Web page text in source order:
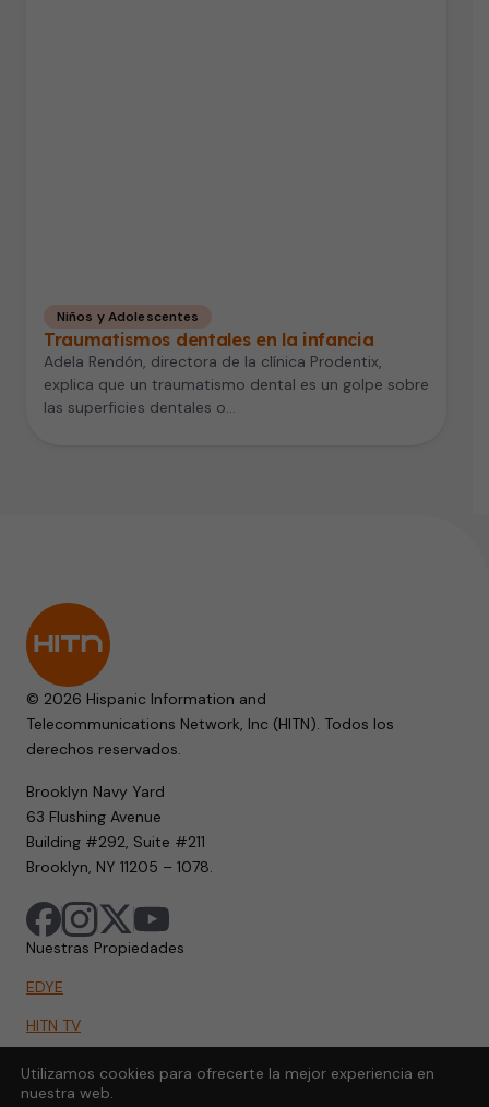
Niños y Adolescentes
Traumatismos dentales en la infancia
Adela Rendón, directora de la clínica Prodentix,
explica que un traumatismo dental es un golpe sobre
las superficies dentales o…
© 2026 Hispanic Information and
Telecommunications Network, Inc (HITN). Todos los
derechos reservados.
Brooklyn Navy Yard
63 Flushing Avenue
Building #292, Suite #211
Brooklyn, NY 11205 – 1078.
Nuestras Propiedades
EDYE
HITN TV
HITN GO
Utilizamos cookies para ofrecerte la mejor experiencia en
nuestra web.